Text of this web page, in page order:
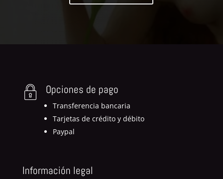
Opciones de pago
Transferencia bancaria
Tarjetas de crédito y débito
Paypal
Información legal